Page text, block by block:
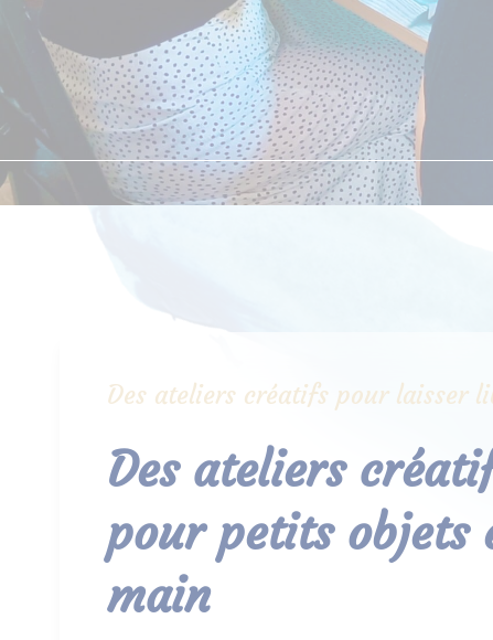
Des ateliers créatifs pour laisser
Des ateliers
pour petits objets
main